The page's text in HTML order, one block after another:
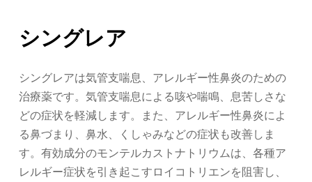
シングレア
シングレアは気管支喘息、アレルギー性鼻炎のための
治療薬です。気管支喘息による咳や喘鳴、息苦しさな
どの症状を軽減します。また、アレルギー性鼻炎によ
る鼻づまり、鼻水、くしゃみなどの症状も改善しま
す。有効成分のモンテルカストナトリウムは、各種ア
レルギー症状を引き起こすロイコトリエンを阻害し、